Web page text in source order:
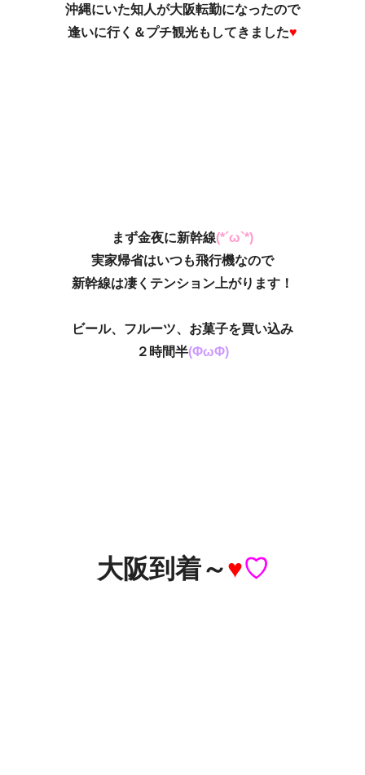
沖縄にいた知人が大阪転勤になったので
逢いに行く＆プチ観光もしてきました♥
まず金夜に新幹線(*´ω`*)
実家帰省はいつも飛行機なので
新幹線は凄くテンション上がります！
ビール、フルーツ、お菓子を買い込み
２時間半(ΦωΦ)
大阪到着～♥♡